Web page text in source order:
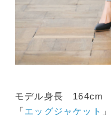
モデル身長 164cm
「エッグジャケット